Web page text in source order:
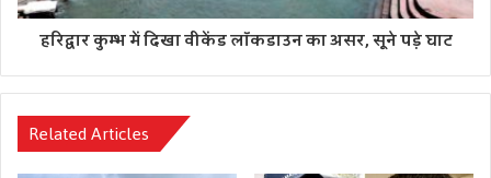
हरिद्वार कुम्भ में दिखा वीकेंड लॉकडाउन का असर, सूने पड़े घाट
Related Articles